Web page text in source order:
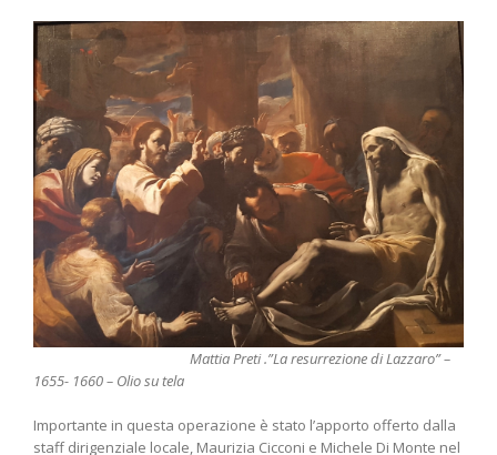
Mattia Preti .”La resurrezione di Lazzaro” –
1655- 1660 – Olio su tela
Importante in questa operazione è stato l’apporto offerto dalla
staff dirigenziale locale, Maurizia Cicconi e Michele Di Monte nel